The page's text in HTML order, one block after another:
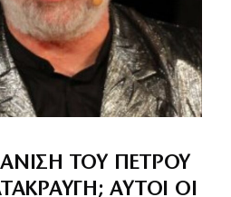
ΤΟΥ ΠΈΤΡΟΥ
ΑΥΤΟΊ ΟΙ